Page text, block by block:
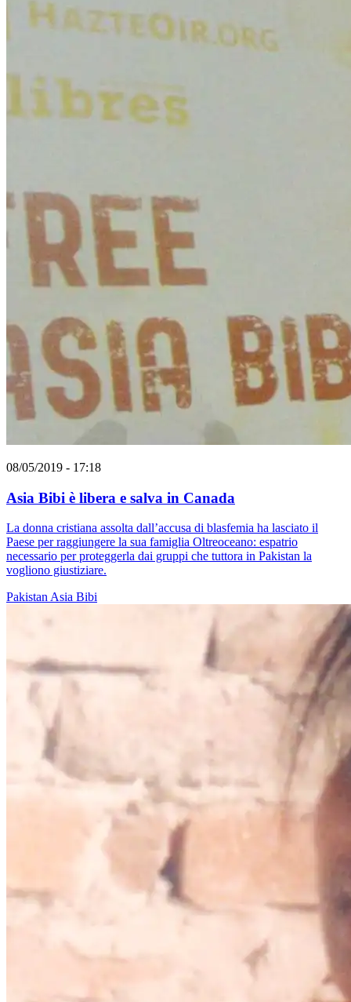
08/05/2019 - 17:18
Asia Bibi è libera e salva in Canada
La donna cristiana assolta dall’accusa di blasfemia ha lasciato il
Paese per raggiungere la sua famiglia Oltreoceano: espatrio
necessario per proteggerla dai gruppi che tuttora in Pakistan la
vogliono giustiziare.
Pakistan Asia Bibi